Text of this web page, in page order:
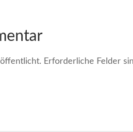
Erforderliche Felder